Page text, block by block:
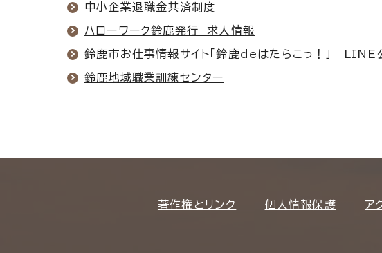
中小企業退職金共済制度
ハローワーク鈴鹿発行 求人情報
鈴鹿市お仕事情報サイト「鈴鹿deはたらこっ！」 LINE
鈴鹿地域職業訓練センター
著作権とリンク 個人情報保護 ア